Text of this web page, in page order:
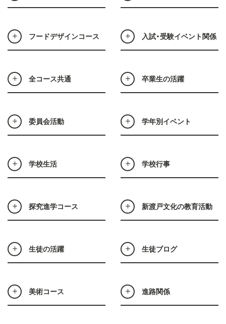
フードデザインコース 入試・受験イベント関係
全コース共通 卒業生の活躍
委員会活動 学年別イベント
学校生活 学校行事
探究進学コース 新渡戸文化の教育活動
生徒の活躍 生徒ブログ
美術コース 進路関係